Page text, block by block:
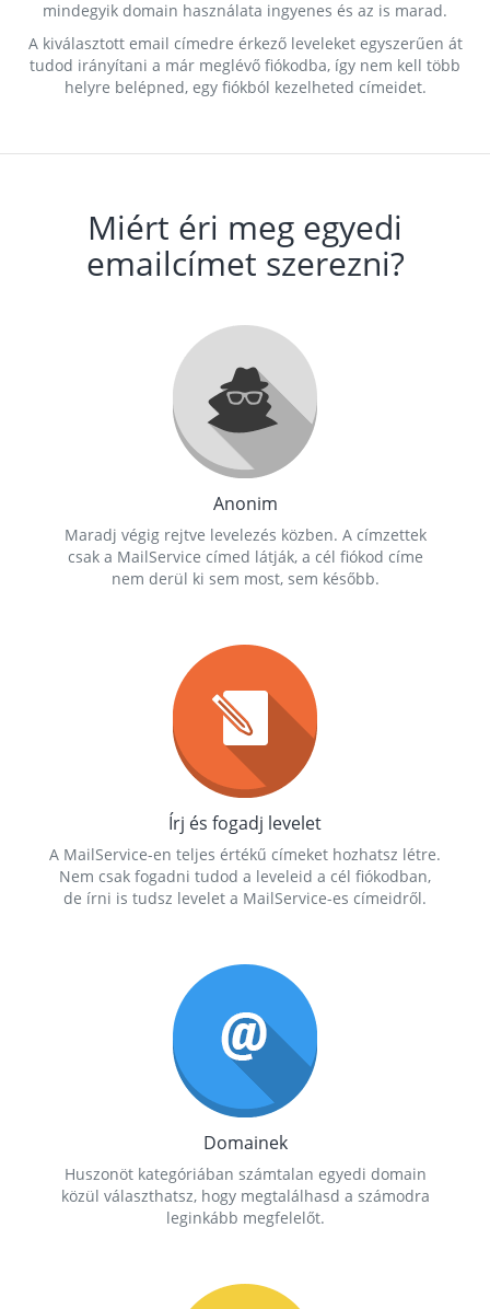
mindegyik domain használata ingyenes és az is marad.
A kiválasztott email címedre érkező leveleket egyszerűen át
tudod irányítani a már meglévő fiókodba, így nem kell több
helyre belépned, egy fiókból kezelheted címeidet.
Miért éri meg egyedi
emailcímet szerezni?
Anonim
Maradj végig rejtve levelezés közben. A címzettek
csak a MailService címed látják, a cél fiókod címe
nem derül ki sem most, sem később.
Írj és fogadj levelet
A MailService-en teljes értékű címeket hozhatsz létre.
Nem csak fogadni tudod a leveleid a cél fiókodban,
de írni is tudsz levelet a MailService-es címeidről.
Domainek
Huszonöt kategóriában számtalan egyedi domain
közül választhatsz, hogy megtalálhasd a számodra
leginkább megfelelőt.